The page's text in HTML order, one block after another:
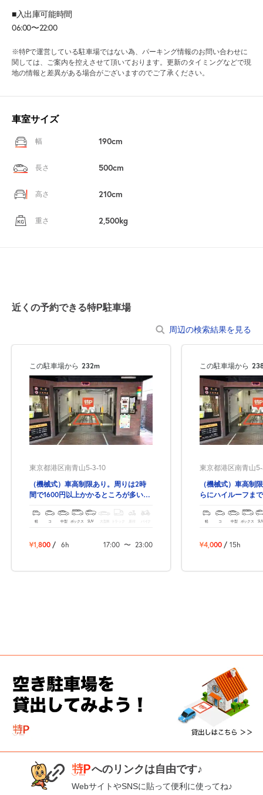
■入出庫可能時間
06:00〜22:00
※特Pで運営している駐車場ではない為、パーキング情報のお問い合わせに
関しては、ご案内を控えさせて頂いております。更新のタイミングなどで現
地の情報と差異がある場合がございますのでご了承ください。
車室サイズ
幅 190cm
長さ 500cm
高さ 210cm
重さ 2,500kg
近くの予約できる特P駐車場
周辺の検索結果を見る
この駐車場から 232m
東京都港区南青山5-3-10
（機械式）車高制限あり。周りは2時
間で1600円以上かかるところが多いで
軽 コ 中型 ボックス SUV 大型車 トラック バイク
¥1,800 / 6h 17:00 〜 23:00
この駐車場から
東京都港区南青山
（機械式）車高制
らにハイルーフま
軽 コ 中型 ボックス
¥4,000 / 15h
へのリンクは自由です♪
WebサイトやSNSに貼って便利に使ってね♪